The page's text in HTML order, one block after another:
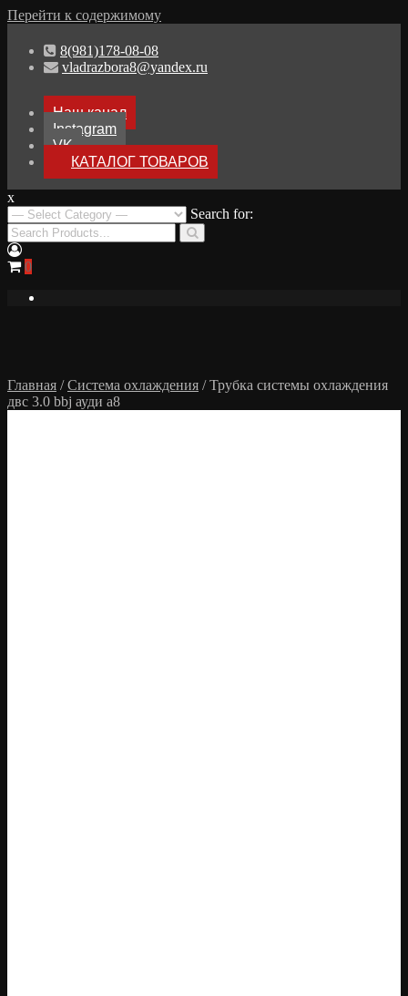
Перейти к содержимому
8(981)178-08-08
vladrazbora8@yandex.ru
Наш канал
Instagram
VK
КАТАЛОГ ТОВАРОВ
Разбор Ауди А8
Разборка Audi A8 D3
x
Search for:
0
Главная /Система охлаждения / Трубка системы охлаждения
двс 3.0 bbj ауди а8